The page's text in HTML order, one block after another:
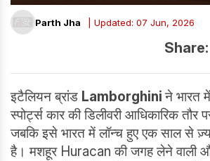
Parth Jha | Updated: 07 Jun, 2026
Share:
इटैलियन ब्रांड Lamborghiniने भारत में
स्पोर्ट्स कार की डिलीवरी आधिकारिक
जबकि इसे भारत में लॉन्च हुए एक साल से
है। मशहूर Huracan की जगह लेने वाली